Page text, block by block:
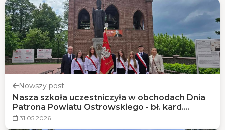
Nowszy post
Nasza szkoła uczestniczyła w obchodach Dnia
Patrona Powiatu Ostrowskiego - bł. kard.
Stefana Wyszyńskiego
31.05.2026